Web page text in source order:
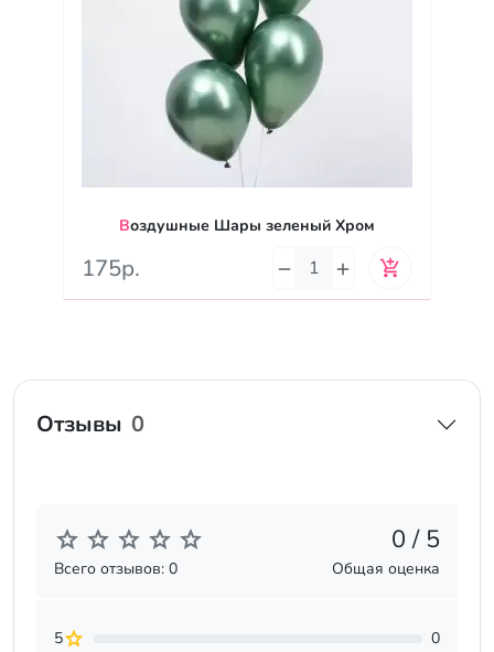
Воздушные Шары зеленый Хром
175р.
Отзывы 0
0 / 5
Всего отзывов: 0 Общая оценка
5
0